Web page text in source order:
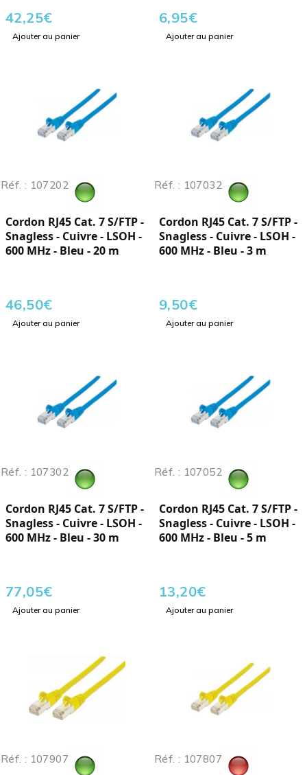
42,25€
Ajouter au panier
6,95€
Ajouter au panier
Réf. : 107202
Cordon RJ45 Cat. 7 S/FTP -
Snagless - Cuivre - LSOH -
600 MHz - Bleu - 20 m
46,50€
Ajouter au panier
Réf. : 107032
Cordon RJ45 Cat. 7 S/FTP -
Snagless - Cuivre - LSOH -
600 MHz - Bleu - 3 m
9,50€
Ajouter au panier
Réf. : 107302
Cordon RJ45 Cat. 7 S/FTP -
Snagless - Cuivre - LSOH -
600 MHz - Bleu - 30 m
77,05€
Ajouter au panier
Réf. : 107052
Cordon RJ45 Cat. 7 S/FTP -
Snagless - Cuivre - LSOH -
600 MHz - Bleu - 5 m
13,20€
Ajouter au panier
Réf. : 107907 Réf. : 107807